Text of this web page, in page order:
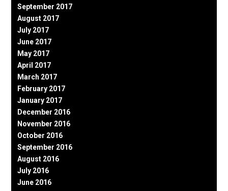
September 2017
August 2017
July 2017
June 2017
May 2017
April 2017
March 2017
February 2017
January 2017
December 2016
November 2016
October 2016
September 2016
August 2016
July 2016
June 2016